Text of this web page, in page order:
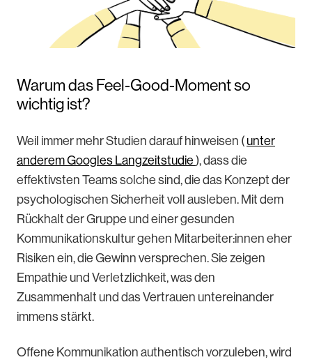
Warum das Feel-Good-Moment so
wichtig ist?
Weil immer mehr Studien darauf hinweisen ( unter
anderem Googles Langzeitstudie ), dass die
effektivsten Teams solche sind, die das Konzept der
psychologischen Sicherheit voll ausleben. Mit dem
Rückhalt der Gruppe und einer gesunden
Kommunikationskultur gehen Mitarbeiter:innen eher
Risiken ein, die Gewinn versprechen. Sie zeigen
Empathie und Verletzlichkeit, was den
Zusammenhalt und das Vertrauen untereinander
immens stärkt.
Offene Kommunikation authentisch vorzuleben, wird